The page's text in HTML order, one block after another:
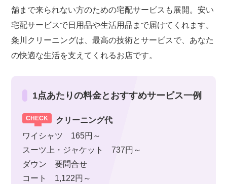
舗まで来られない方のための宅配サービスも展開。安い
宅配サービスで日用品や生活用品まで届けてくれます。
粂川クリーニングは、最高の技術とサービスで、あなた
の快適な生活を支えてくれるお店です。
1点あたりの料金とおすすめサービス一例
クリーニング代
ワイシャツ 165円～
スーツ上・ジャケット 737円～
ダウン 要問合せ
コート 1,122円～